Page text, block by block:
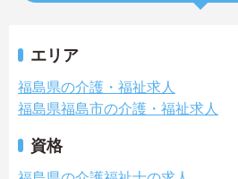
エリア
福島県の介護・福祉求人
福島県福島市の介護・福祉求人
資格